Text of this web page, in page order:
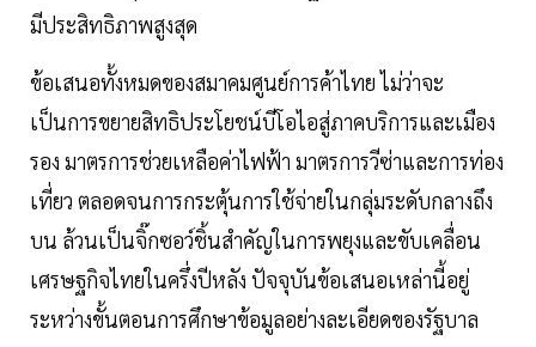
มีประสิทธิภาพสูงสุด
ข้อเสนอทั้งหมดของสมาคมศูนย์การค้าไทย ไม่ว่าจะ
เป็นการขยายสิทธิประโยชน์บีโอไอสู่ภาคบริการและเมือง
รอง มาตรการช่วยเหลือค่าไฟฟ้า มาตรการวีซ่าและการท่อง
เที่ยว ตลอดจนการกระตุ้นการใช้จ่ายในกลุ่มระดับกลางถึง
บน ล้วนเป็นจิ๊กซอว์ชิ้นสำคัญในการพยุงและขับเคลื่อน
เศรษฐกิจไทยในครึ่งปีหลัง ปัจจุบันข้อเสนอเหล่านี้อยู่
ระหว่างขั้นตอนการศึกษาข้อมูลอย่างละเอียดของรัฐบาล